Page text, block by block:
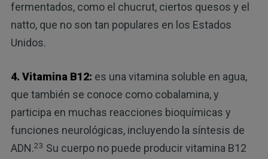
fermentados, como el chucrut, ciertos quesos y el
natto, que no son tan populares en los Estados
Unidos.
4. Vitamina B12: es una vitamina soluble en agua,
que también se conoce como cobalamina, y
participa en muchas reacciones bioquímicas y
funciones neurológicas, incluyendo la síntesis de
ADN.23 Su cuerpo no puede producir vitamina B12